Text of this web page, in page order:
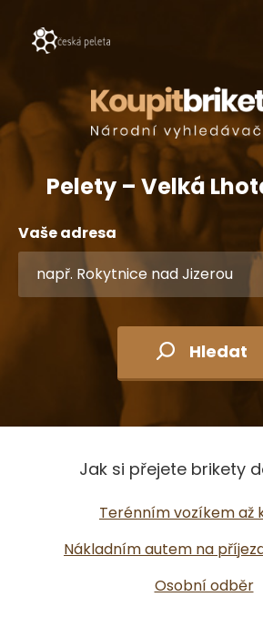
Pelety – Velká
Vaše adresa
Hledat
Jak si přejete brikety
Terénním vozíkem až
Nákladním autem na
Osobní odběr